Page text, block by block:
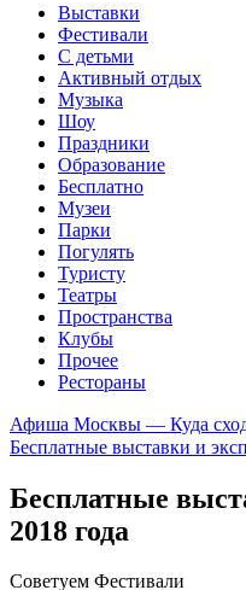
Выставки
Фестивали
С детьми
Активный отдых
Музыка
Шоу
Праздники
Образование
Бесплатно
Музеи
Парки
Погулять
Туристу
Театры
Пространства
Клубы
Прочее
Рестораны
Афиша Москвы — Куда
Бесплатные выставки и
Бесплатные
2018 года
Советуем Фестивали